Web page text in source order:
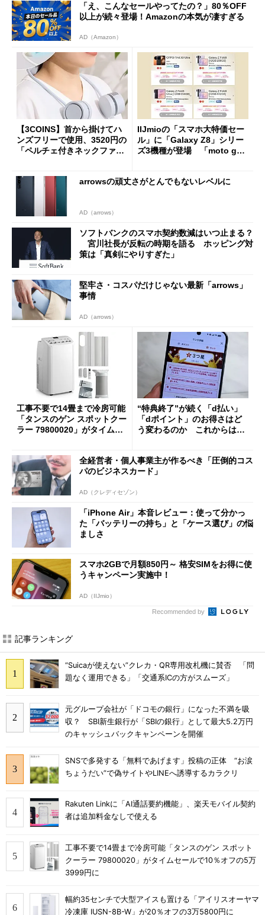
「え、こんなセールやってたの？」80％OFF
以上が続々登場！Amazonの本気が凄すぎる
AD（Amazon）
【3COINS】首から掛けてハ
ンズフリーで使用、3520円の
「ペルチェ付きネックファ
IIJmioの「スマホ大特価セー
ル」に「Galaxy Z8」シリー
ズ3機種が登場 「moto g37
arrowsの頑丈さがとんでもないレベルに
AD（arrows）
ソフトバンクのスマホ契約数減はいつ止まる？
宮川社長が反転の時期を語る ホッピング対
策は「真剣にやりすぎた」
堅牢さ・コスパだけじゃない最新「arrows」
事情
AD（arrows）
工事不要で14畳まで冷房可能
「タンスのゲン スポットクー
ラー 79800020」がタイムセ
“特典終了”が続く「d払い」
「dポイント」のお得さはど
う変わるのか これからは
全経営者・個人事業主が作るべき「圧倒的コス
パのビジネスカード」
AD（クレディセゾン）
「iPhone Air」本音レビュー：使って分かっ
た「バッテリーの持ち」と「ケース選び」の悩
ましさ
スマホ2GBで月額850円～ 格安SIMをお得に使
うキャンペーン実施中！
AD（IIJmio）
Recommended by
記事ランキング
“Suicaが使えない”クレカ・QR専用改札機に賛否 「問
題なく運用できる」「交通系ICの方がスムーズ」
元グループ会社が「ドコモの銀行」になった不満を吸
収？ SBI新生銀行が「SBIの銀行」として最大5.2万円
のキャッシュバックキャンペーンを開催
SNSで多発する「無料であげます」投稿の正体 “お涙
ちょうだい”で偽サイトやLINEへ誘導するカラクリ
Rakuten Linkに「AI通話要約機能」、楽天モバイル契約
者は追加料金なしで使える
工事不要で14畳まで冷房可能「タンスのゲン スポット
クーラー 79800020」がタイムセールで10％オフの5万
3999円に
幅約35センチで大型アイスも置ける「アイリスオーヤマ
冷凍庫 IUSN-8B-W」が20％オフの3万5800円に